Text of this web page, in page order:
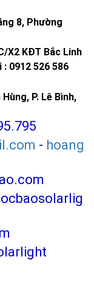
đội, tốc độ
ngăn ngừa
chung cư,
8, Phường
X2 KĐT Bắc Linh
0912 526 586
P. Lê Bình,
- hoang